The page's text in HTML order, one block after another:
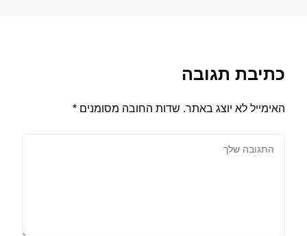
כתיבת תגובה
האימייל לא יוצג באתר. שדות החובה מסומנים *